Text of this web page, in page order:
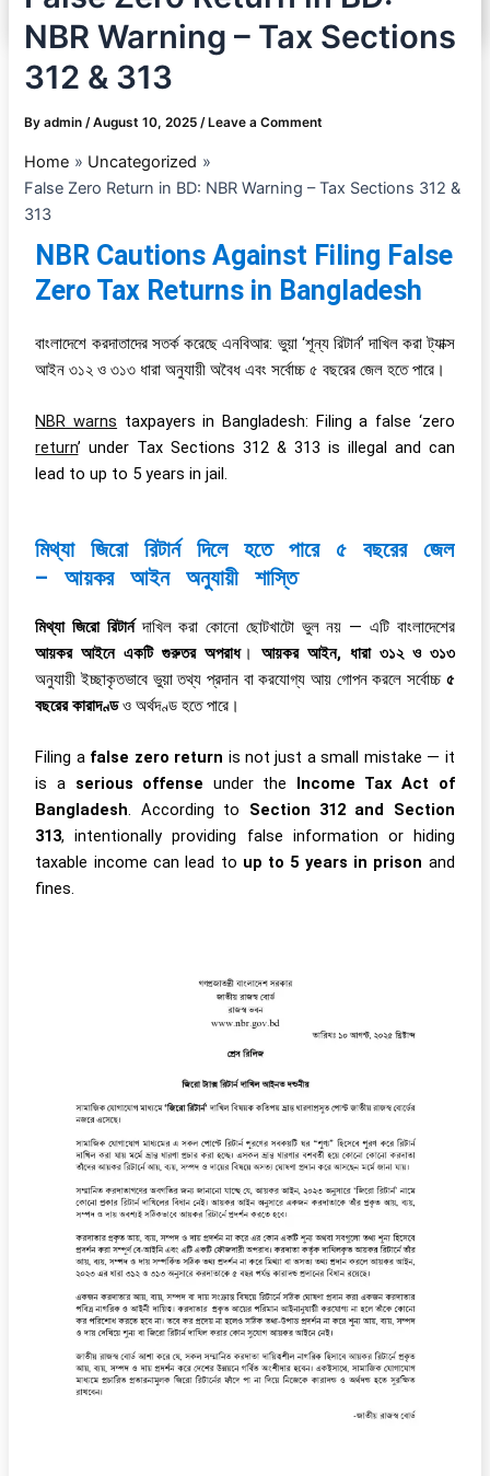
NBR Warning – Tax Sections
312 & 313
Byadmin/August 10, 2025/ Leave a Comment
Home
Uncategorized
False Zero Return in BD: NBR Warning – Tax Sections 312 &
313
NBR Cautions Against Filing False
Zero Tax Returns in Bangladesh
বাংলাদেশে করদাতাদের সতর্ক করেছে এনবিআর: ভুয়া ‘শূন্য রিটার্ন’ দাখিল করা ট্যাক্স
আইন ৩১২ ও ৩১৩ ধারা অনুযায়ী অবৈধ এবং সর্বোচ্চ ৫ বছরের জেল হতে পারে।
NBR warns taxpayers in Bangladesh: Filing a false ‘zero
return’ under Tax Sections 312 & 313 is illegal and can
lead to up to 5 years in jail.
মিথ্যা জিরো রিটার্ন দিলে হতে পারে ৫ বছরের জেল
– আয়কর আইন অনুযায়ী শাস্তি
মিথ্যা জিরো রিটার্নদাখিল করা কোনো ছোটখাটো ভুল নয় — এটি বাংলাদেশের
আয়কর আইনে একটি গুরুতর অপরাধ। আয়কর আইন, ধারা ৩১২ ও ৩১৩
অনুযায়ী ইচ্ছাকৃতভাবে ভুয়া তথ্য প্রদান বা করযোগ্য আয় গোপন করলে সর্বোচ্চ ৫
বছরের কারাদণ্ডও অর্থদণ্ড হতে পারে।
Filing a false zero return is not just a small mistake — it
is a serious offense under the Income Tax Act of
Bangladesh. According to Section 312 and Section
313, intentionally providing false information or hiding
taxable income can lead to up to 5 years in prison and
fines.